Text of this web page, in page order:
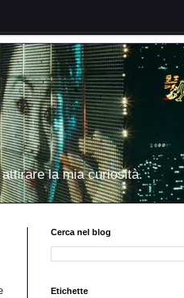
la mia curiosità.
Cerca nel blog
Etichette